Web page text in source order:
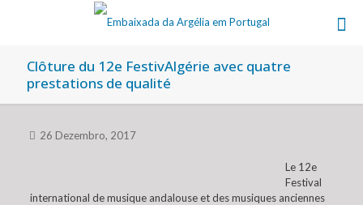
Clôture du 12e FestivAlgérie avec quatre
prestations de qualité
26 Dezembro, 2017
Le 12e
Festival
international de musique andalouse et des musiques anciennes